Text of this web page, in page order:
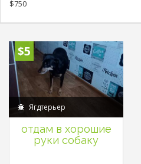
$750
$5
Ягдтерьер
отдам в хорошие
руки собаку